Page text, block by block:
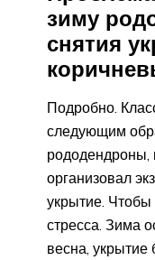
зиму
снятия
Подробно.
следующим
рододендроны,
организовал
укрытие.
стресса. Зима
весна,